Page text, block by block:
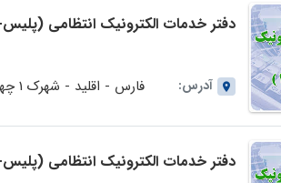
دفتر خدمات الکترونیک انتظامی (پلیس+10) شماره 7117521اقلیداستان
آدرس: فارس - اقلید - شهرک 1 چهار راه بنیاد مسکن نبش خیابان نهم حر غربی
دفتر خدمات الکترونیک انتظامی (پلیس+10) شماره 7117523بواناتاستان